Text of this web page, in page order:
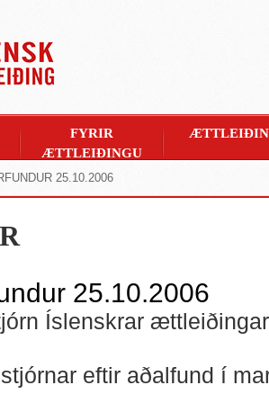
25.10.2006
25.10.2006
Íslenskrar
eftir aðalfund í
FYRIR
ÆTTLEIÐINGU